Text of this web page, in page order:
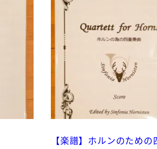
【楽譜】ホルンのため